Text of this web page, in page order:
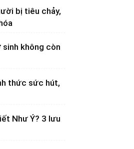
bị tiêu chảy,
không còn
thức sức hút,
Như Ý? 3 lưu